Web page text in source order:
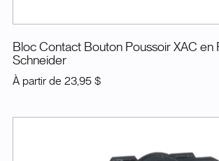
Bloc Contact Bouton Poussoir XAC en
Schneider
À partir de 23,95 $